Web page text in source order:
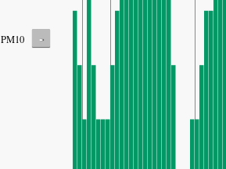
PM10 -